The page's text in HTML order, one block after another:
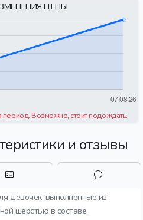
ЦЕНЫ
период. Возможно, стоит подождать.
и отзывы
девочек, выполненные из
шерстью в составе.